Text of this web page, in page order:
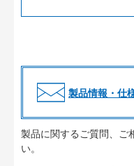
製品情報・仕
製品に関するご質問、ご
い。